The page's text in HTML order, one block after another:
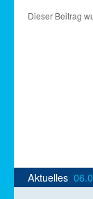
Dieser Beitrag
Aktuelles